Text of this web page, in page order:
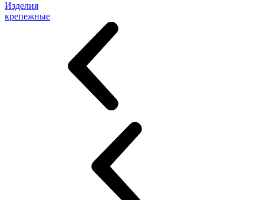
Изделия
крепежные